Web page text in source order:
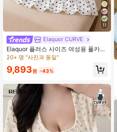
11
Elaquor CURVE
Elaquor 플러스 사이즈 여성용 폴카
도트 숄더 매듭 러플 캐주얼 다용도 일
20+ 명 "사진과 동일"
9,893원 -43%